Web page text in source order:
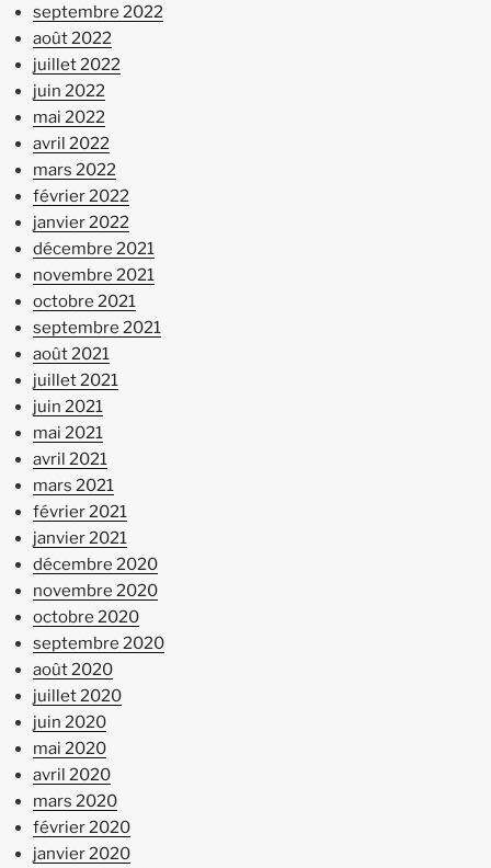
septembre 2022
août 2022
juillet 2022
juin 2022
mai 2022
avril 2022
mars 2022
février 2022
janvier 2022
décembre 2021
novembre 2021
octobre 2021
septembre 2021
août 2021
juillet 2021
juin 2021
mai 2021
avril 2021
mars 2021
février 2021
janvier 2021
décembre 2020
novembre 2020
octobre 2020
septembre 2020
août 2020
juillet 2020
juin 2020
mai 2020
avril 2020
mars 2020
février 2020
janvier 2020